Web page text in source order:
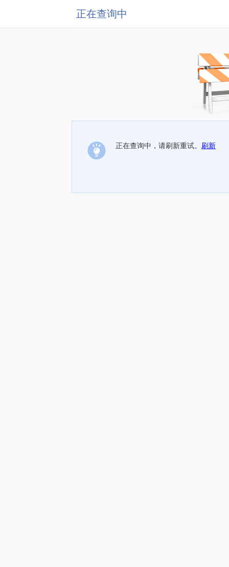
正在查询中
正在查询中，请刷新重试。 刷新